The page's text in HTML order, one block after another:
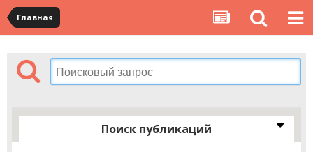
Главная
Поиск публикаций